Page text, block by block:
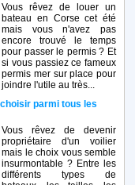
Vous rêvez de louer un
bateau en Corse cet été
mais vous n'avez pas
encore trouvé le temps
pour passer le permis ? Et
si vous passiez ce fameux
permis mer sur place pour
joindre l'utile au très...
parmi tous les
Vous rêvez de devenir
propriétaire d'un voilier
mais le choix vous semble
insurmontable ? Entre les
différents types de